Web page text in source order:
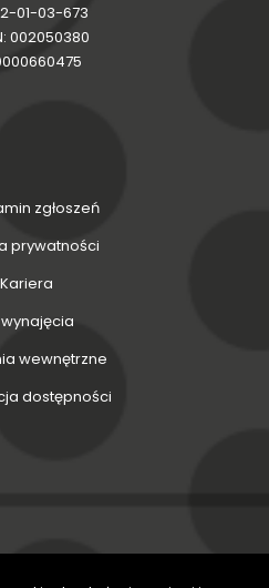
01-03-673
002050380
zgłoszeń
prywatności
Kariera
wewnętrzne
dostępności